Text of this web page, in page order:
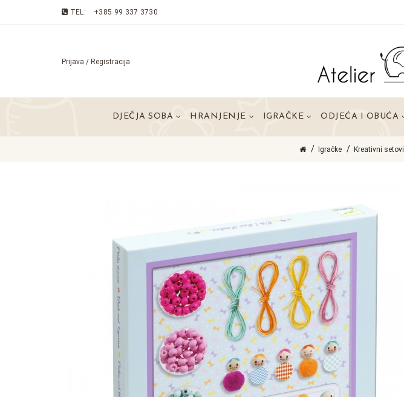
TEL: +385 99 337 3730
Prijava / Registracija
DJEČJA SOBA HRANJENJE IGRAČKE ODJEĆA I OBUĆA
Igračke Kreativni setovi